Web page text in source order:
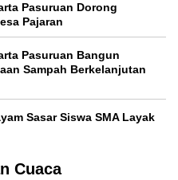
Pasuruan Dorong
Pajaran
Pasuruan Bangun
Sampah Berkelanjutan
Sasar Siswa SMA Layak
Cuaca